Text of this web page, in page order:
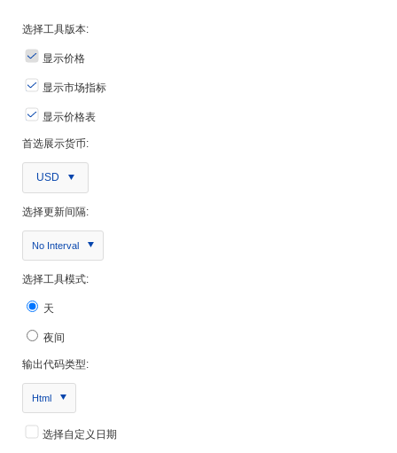
选择工具版本:
显示价格
显示市场指标
显示价格表
首选展示货币:
USD
选择更新间隔:
No Interval
选择工具模式:
天
夜间
输出代码类型:
Html
选择自定义日期